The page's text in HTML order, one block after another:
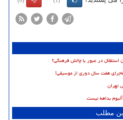
در عبور یا چالش فرهنگی؟
هفت سال دوری از موسیقی!
تهران
بداهه نیست
مطلب